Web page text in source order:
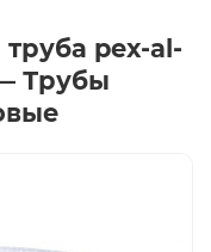
pex-al-
Трубы